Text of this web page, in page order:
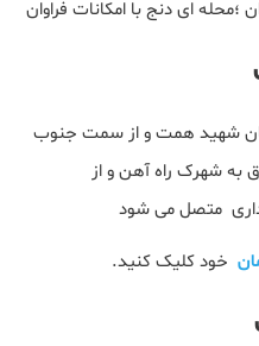
؛محله ای دنج با امکانات فراوان
شهید همت و از سمت جنوب
به شهرک راه آهن و از
متصل می شود
خود کلیک کنید.